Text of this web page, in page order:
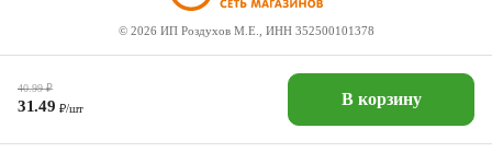
40.99₽
31.49₽/шт В корзину
© 2026 ИП Роздухов М.Е., ИНН 352500101378